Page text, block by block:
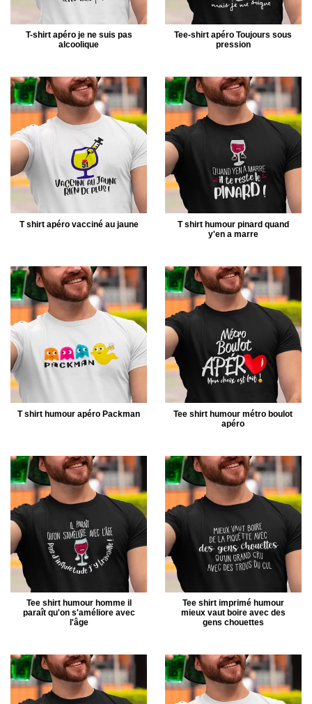
T-shirt apéro je ne suis pas
alcoolique
Tee-shirt apéro Toujours sous
pression
T shirt apéro vacciné au jaune
T shirt humour pinard quand
y'en a marre
T shirt humour apéro Packman
Tee shirt humour métro boulot
apéro
Tee shirt humour homme il
paraît qu'on s'améliore avec
l'âge
Tee shirt imprimé humour
mieux vaut boire avec des
gens chouettes